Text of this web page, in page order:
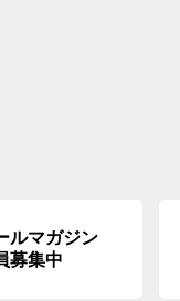
ルマガジン
募集中